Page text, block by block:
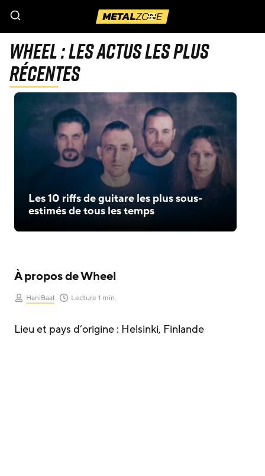
Menu
HaniBaal Lecture 1 min.
À propos de Wheel
Lieu et pays d’origine : Helsinki, Finlande
Wheel : Les actus les plus
récentes
Les 10 riffs de guitare les plus sous-
estimés de tous les temps